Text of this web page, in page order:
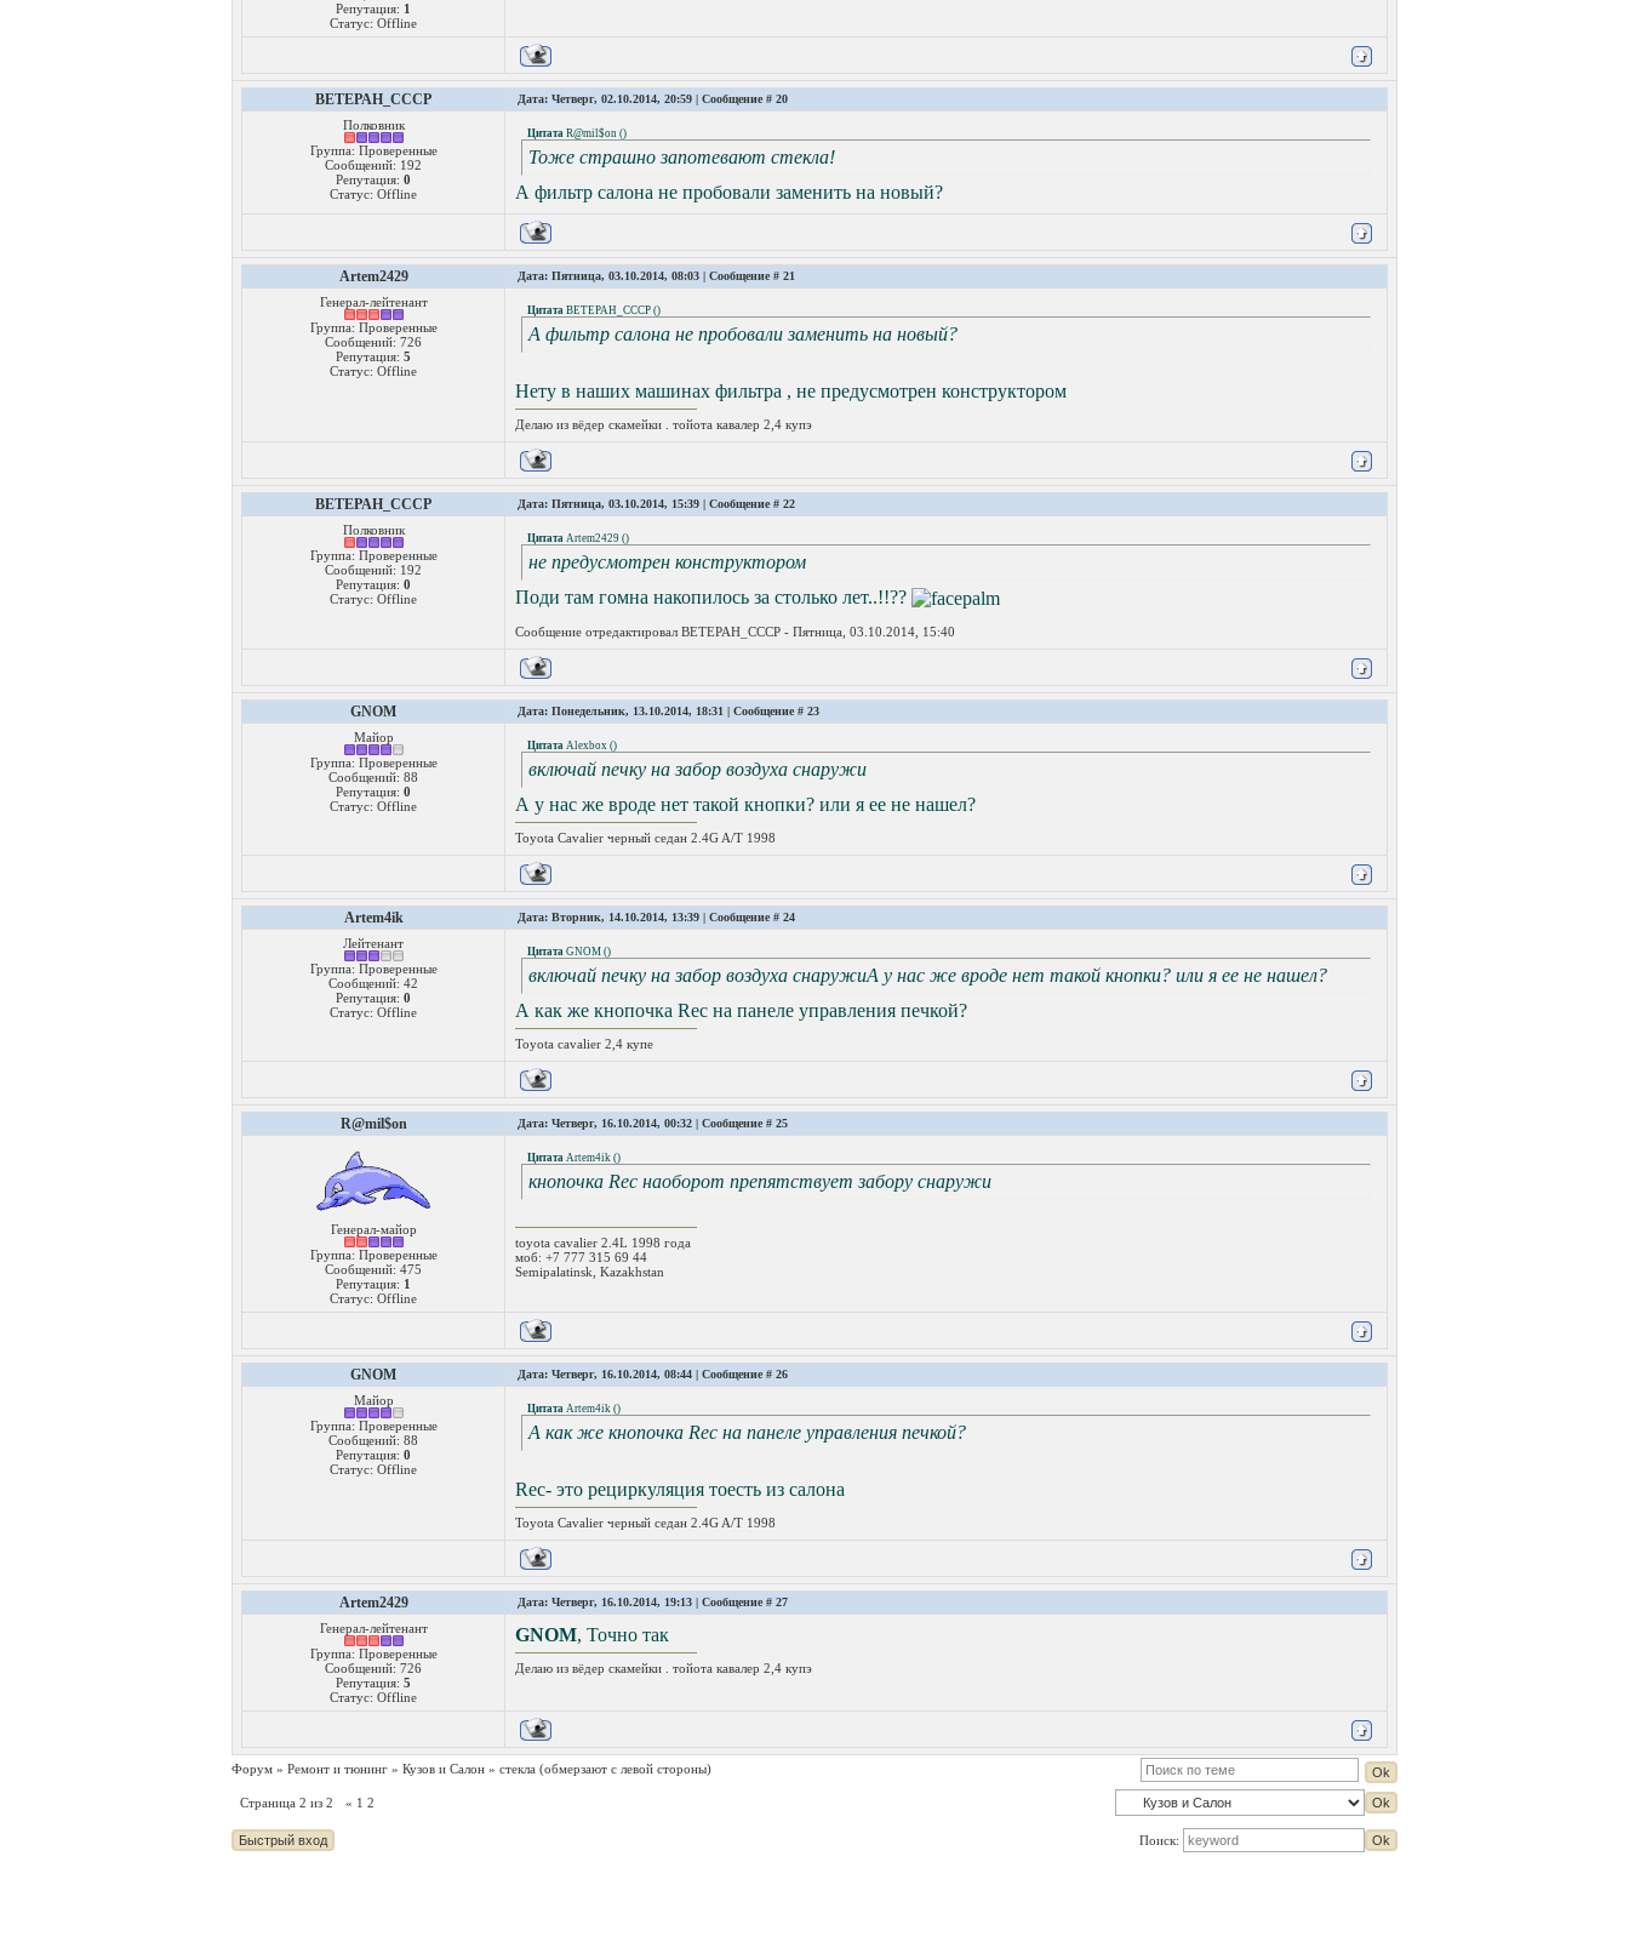
Репутация: 1
Статус: Offline
BETEPAH_CCCP Дата: Четверг, 02.10.2014, 20:59 | Сообщение # 20
Полковник
Группа: Проверенные
Сообщений: 192
Репутация: 0
Статус: Offline
Цитата R@mil$on ()
Тоже страшно запотевают стекла!
А фильтр салона не пробовали заменить на новый?
Artem2429 Дата: Пятница, 03.10.2014, 08:03 | Сообщение # 21
Генерал-лейтенант
Группа: Проверенные
Сообщений: 726
Репутация: 5
Статус: Offline
Цитата BETEPAH_CCCP ()
А фильтр салона не пробовали заменить на новый?
Нету в наших машинах фильтра , не предусмотрен конструктором
Делаю из вёдер скамейки . тойота кавалер 2,4 купэ
BETEPAH_CCCP Дата: Пятница, 03.10.2014, 15:39 | Сообщение # 22
Полковник
Группа: Проверенные
Сообщений: 192
Репутация: 0
Статус: Offline
Цитата Artem2429 ()
не предусмотрен конструктором
Поди там гомна накопилось за столько лет..!!??
Сообщение отредактировал BETEPAH_CCCP - Пятница, 03.10.2014, 15:40
GNOM Дата: Понедельник, 13.10.2014, 18:31 | Сообщение # 23
Майор
Группа: Проверенные
Сообщений: 88
Репутация: 0
Статус: Offline
Цитата Alexbox ()
включай печку на забор воздуха снаружи
А у нас же вроде нет такой кнопки? или я ее не нашел?
Toyota Cavalier черный седан 2.4G A/T 1998
Artem4ik Дата: Вторник, 14.10.2014, 13:39 | Сообщение # 24
Лейтенант
Группа: Проверенные
Сообщений: 42
Репутация: 0
Статус: Offline
Цитата GNOM ()
включай печку на забор воздуха снаружиА у нас же вроде нет такой кнопки? или я ее не нашел?
А как же кнопочка Rec на панеле управления печкой?
Toyota cavalier 2,4 купе
R@mil$on Дата: Четверг, 16.10.2014, 00:32 | Сообщение # 25
Генерал-майор
Группа: Проверенные
Сообщений: 475
Репутация: 1
Статус: Offline
Цитата Artem4ik ()
кнопочка Rec наоборот препятствует забору снаружи
toyota cavalier 2.4L 1998 года
моб: +7 777 315 69 44
Semipalatinsk, Kazakhstan
GNOM Дата: Четверг, 16.10.2014, 08:44 | Сообщение # 26
Майор
Группа: Проверенные
Сообщений: 88
Репутация: 0
Статус: Offline
Цитата Artem4ik ()
А как же кнопочка Rec на панеле управления печкой?
Rec- это рециркуляция тоесть из салона
Toyota Cavalier черный седан 2.4G A/T 1998
Artem2429 Дата: Четверг, 16.10.2014, 19:13 | Сообщение # 27
Генерал-лейтенант
Группа: Проверенные
Сообщений: 726
Репутация: 5
Статус: Offline
GNOM, Точно так
Делаю из вёдер скамейки . тойота кавалер 2,4 купэ
Форум » Ремонт и тюнинг » Кузов и Салон » стекла (обмерзают с левой стороны)
Страница 2 из 2 « 1 2
Поиск: